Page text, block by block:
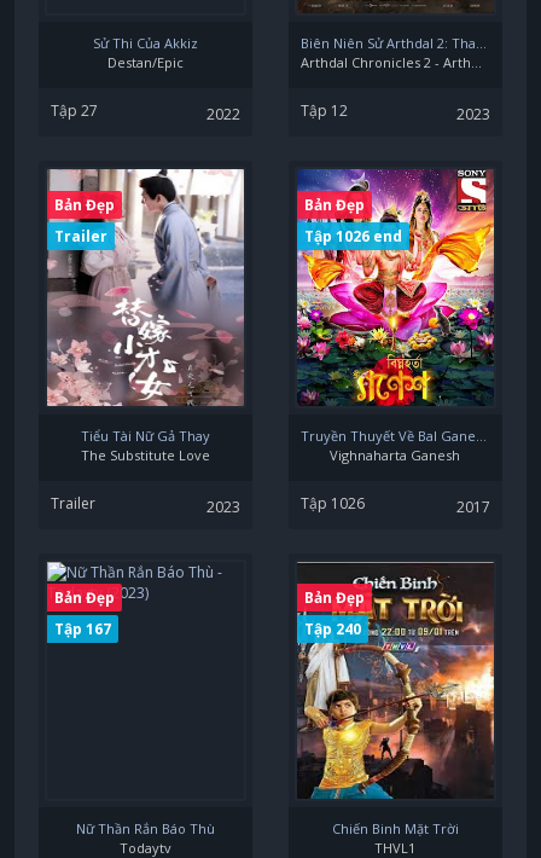
Sử Thi Của Akkiz
Destan/Epic
Tập 27 2022
Biên Niên Sử Arthdal 2: Thanh Kiếm Của Aramun
Arthdal Chronicles 2 - Arthdal Chronicles: The Sword Of Aramun
Tập 12 2023
Bản Đẹp
Trailer
Tiểu Tài Nữ Gả Thay
The Substitute Love
Trailer 2023
Bản Đẹp
Tập 1026 end
Truyền Thuyết Về Bal Ganesha (Thần Voi)
Vighnaharta Ganesh
Tập 1026 2017
Bản Đẹp
Tập 167
Nữ Thần Rắn Báo Thù
Todaytv
Bản Đẹp
Tập 240
Chiến Binh Mặt Trời
THVL1